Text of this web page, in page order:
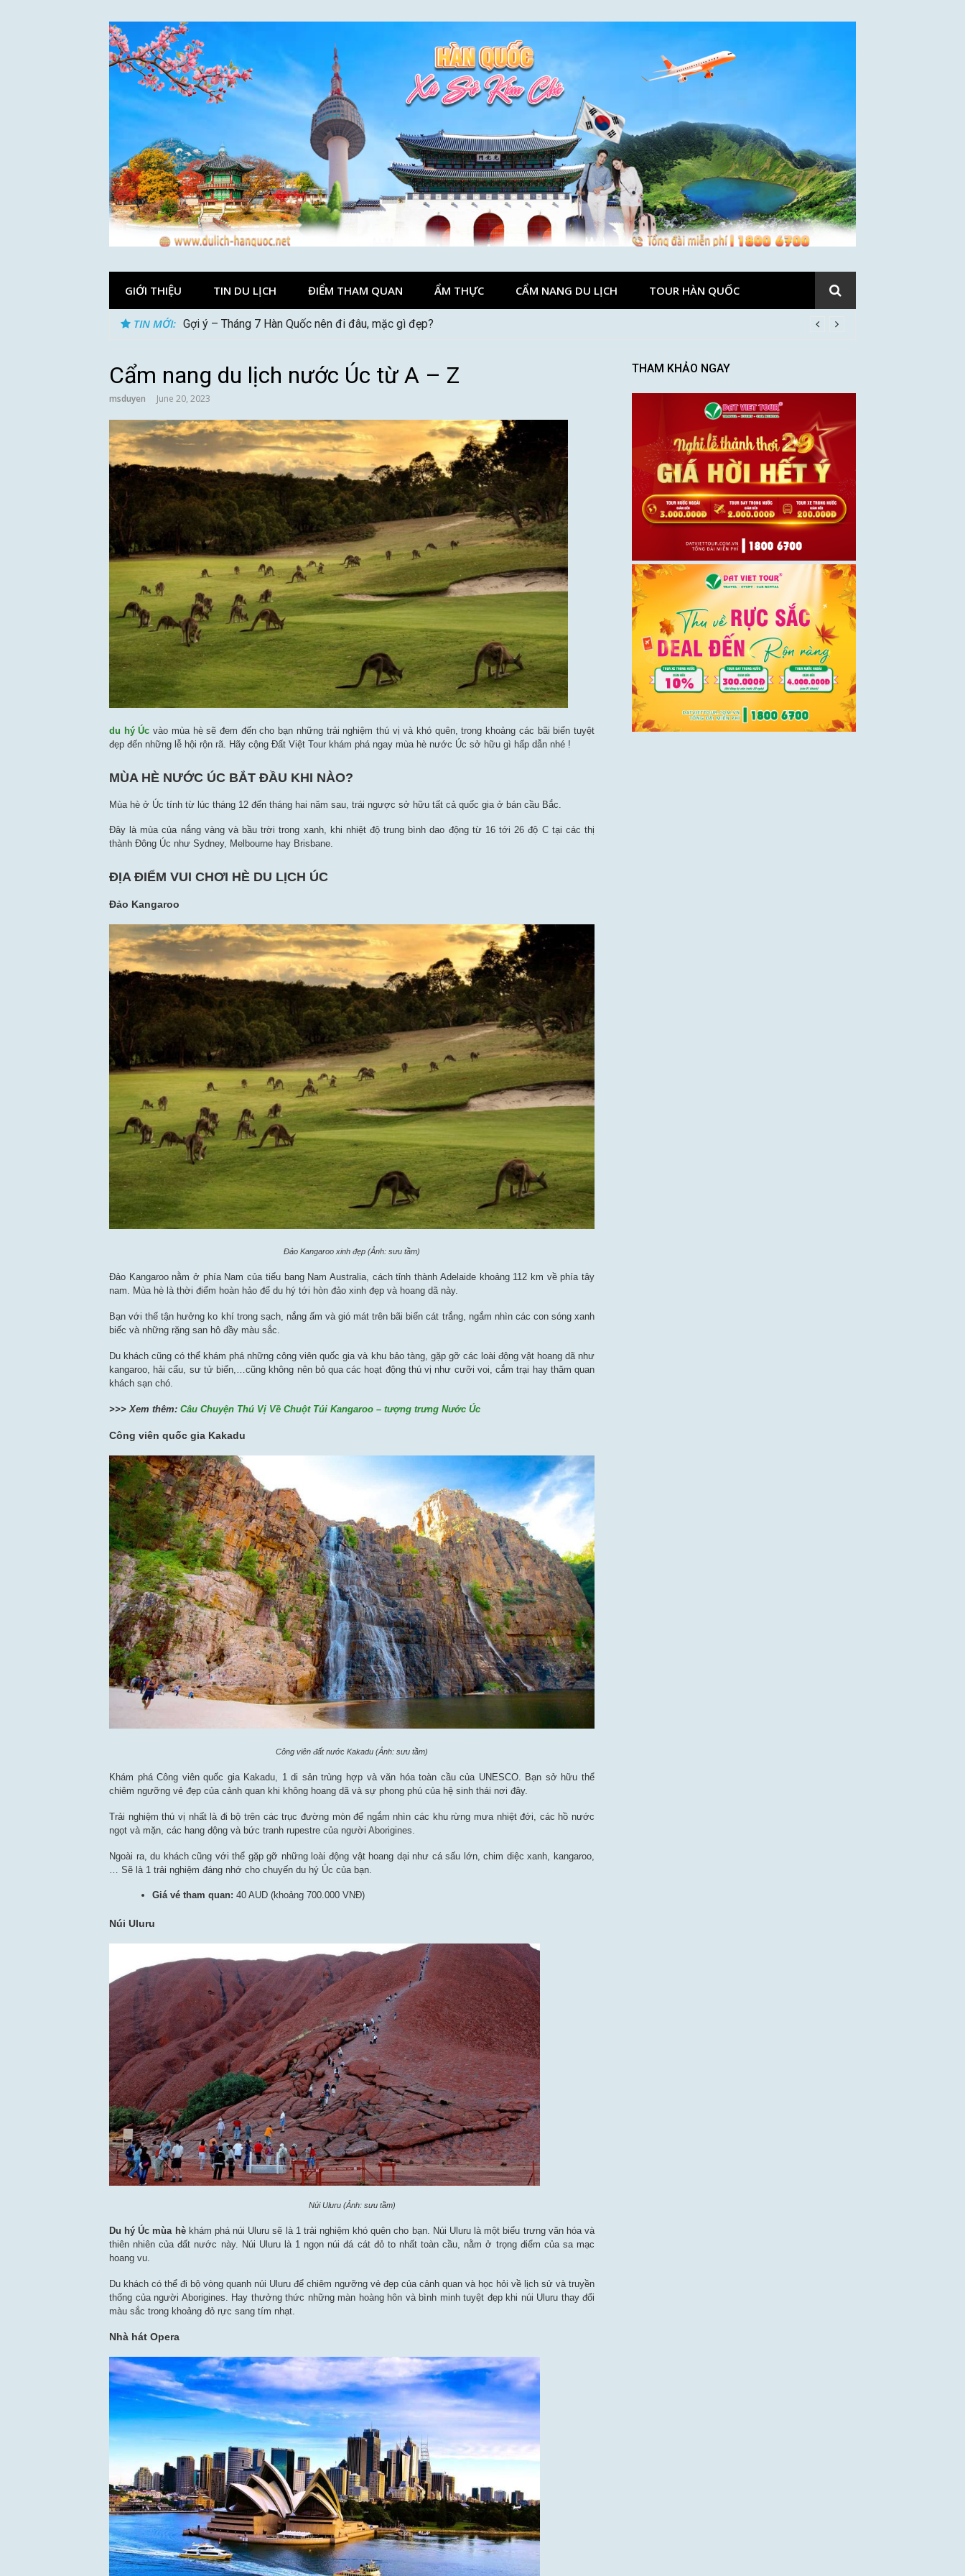
GIỚI THIỆU TIN DU LỊCH ĐIỂM THAM QUAN ẨM THỰC CẨM NANG DU LỊCH TOUR HÀN QUỐC
TIN MỚI: Tips du lịch Sri Lanka trọn vẹn cho người mới
Cẩm nang du lịch nước Úc từ A – Z
msduyen June 20, 2023
du hý Úc vào mùa hè sẽ đem đến cho bạn những trải nghiệm thú vị và khó quên, trong khoảng các bãi biển tuyệt
đẹp đến những lễ hội rộn rã. Hãy cộng Đất Việt Tour khám phá ngay mùa hè nước Úc sở hữu gì hấp dẫn nhé !
MÙA HÈ NƯỚC ÚC BẮT ĐẦU KHI NÀO?
Mùa hè ở Úc tính từ lúc tháng 12 đến tháng hai năm sau, trái ngược sở hữu tất cả quốc gia ở bán cầu Bắc.
Đây là mùa của nắng vàng và bầu trời trong xanh, khi nhiệt độ trung bình dao động từ 16 tới 26 độ C tại các thị
thành Đông Úc như Sydney, Melbourne hay Brisbane.
ĐỊA ĐIỂM VUI CHƠI HÈ DU LỊCH ÚC
Đảo Kangaroo
Đảo Kangaroo xinh đẹp (Ảnh: sưu tầm)
Đảo Kangaroo nằm ở phía Nam của tiểu bang Nam Australia, cách tỉnh thành Adelaide khoảng 112 km về phía tây
nam. Mùa hè là thời điểm hoàn hảo để du hý tới hòn đảo xinh đẹp và hoang dã này.
Bạn với thể tận hưởng ko khí trong sạch, nắng ấm và gió mát trên bãi biển cát trắng, ngắm nhìn các con sóng xanh
biếc và những rặng san hô đầy màu sắc.
Du khách cũng có thể khám phá những công viên quốc gia và khu bảo tàng, gặp gỡ các loài động vật hoang dã như
kangaroo, hải cẩu, sư tử biển,…cũng không nên bỏ qua các hoạt động thú vị như cưỡi voi, cắm trại hay thăm quan
khách sạn chó.
>>> Xem thêm: Câu Chuyện Thú Vị Về Chuột Túi Kangaroo – tượng trưng Nước Úc
Công viên quốc gia Kakadu
Công viên đất nước Kakadu (Ảnh: sưu tầm)
Khám phá Công viên quốc gia Kakadu, 1 di sản trùng hợp và văn hóa toàn cầu của UNESCO. Bạn sở hữu thể
chiêm ngưỡng vẻ đẹp của cảnh quan khi không hoang dã và sự phong phú của hệ sinh thái nơi đây.
Trải nghiệm thú vị nhất là đi bộ trên các trục đường mòn để ngắm nhìn các khu rừng mưa nhiệt đới, các hồ nước
ngọt và mặn, các hang động và bức tranh rupestre của người Aborigines.
Ngoài ra, du khách cũng với thể gặp gỡ những loài động vật hoang dại như cá sấu lớn, chim diệc xanh, kangaroo,
… Sẽ là 1 trải nghiệm đáng nhớ cho chuyến du hý Úc của bạn.
Giá vé tham quan: 40 AUD (khoảng 700.000 VNĐ)
Núi Uluru
Núi Uluru (Ảnh: sưu tầm)
Du hý Úc mùa hè khám phá núi Uluru sẽ là 1 trải nghiệm khó quên cho bạn. Núi Uluru là một biểu trưng văn hóa và
thiên nhiên của đất nước này. Núi Uluru là 1 ngọn núi đá cát đỏ to nhất toàn cầu, nằm ở trọng điểm của sa mạc
hoang vu.
Du khách có thể đi bộ vòng quanh núi Uluru để chiêm ngưỡng vẻ đẹp của cảnh quan và học hỏi về lịch sử và truyền
thống của người Aborigines. Hay thưởng thức những màn hoàng hôn và bình minh tuyệt đẹp khi núi Uluru thay đổi
màu sắc trong khoảng đỏ rực sang tím nhạt.
Nhà hát Opera
THAM KHẢO NGAY